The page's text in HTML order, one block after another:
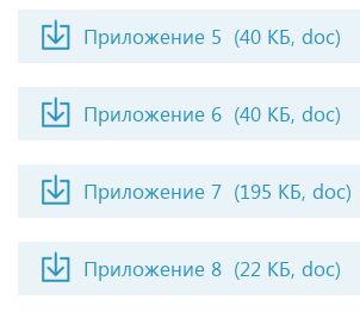
Приложение 5 (40 КБ, doc)
Приложение 6 (40 КБ, doc)
Приложение 7 (195 КБ, doc)
Приложение 8 (22 КБ, doc)